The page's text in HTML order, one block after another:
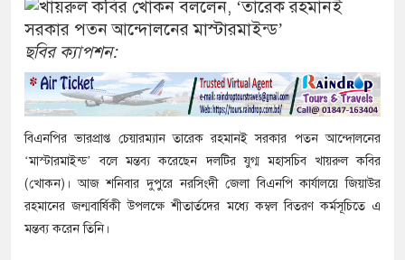
ছবির ক্যাপশন:
বিএনপির ভারপ্রাপ্ত চেয়ারম্যান তারেক রহমানই সরকার পতন আন্দোলনের
‘মাস্টারমাইন্ড’ বলে মন্তব্য করেছেন দলটির যুগ্ম মহাসচিব খায়রুল কবির
(খোকন)। আজ শনিবার দুপুরে নরসিংদী জেলা বিএনপি কার্যালয়ে জিয়াউর
রহমানের জন্মবার্ষিকী উপলক্ষে শীতার্তদের মধ্যে কম্বল বিতরণ কর্মসূচিতে এ
মন্তব্য করেন তিনি।